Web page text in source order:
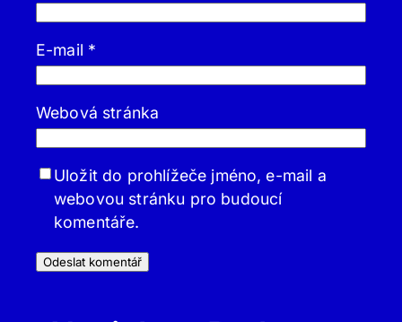
E-mail *
Webová stránka
Uložit do prohlížeče jméno, e-mail a
webovou stránku pro budoucí
komentáře.